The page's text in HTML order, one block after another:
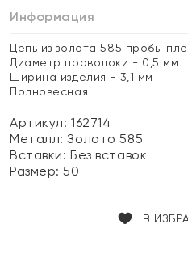
Информация
Цепь из золота 585 пробы
Диаметр проволоки - 0,5 мм
Ширина изделия - 3,1 мм
Полновесная
Артикул: 162714
Металл:Золото 585
Вставки:Без вставок
Размер:50
В